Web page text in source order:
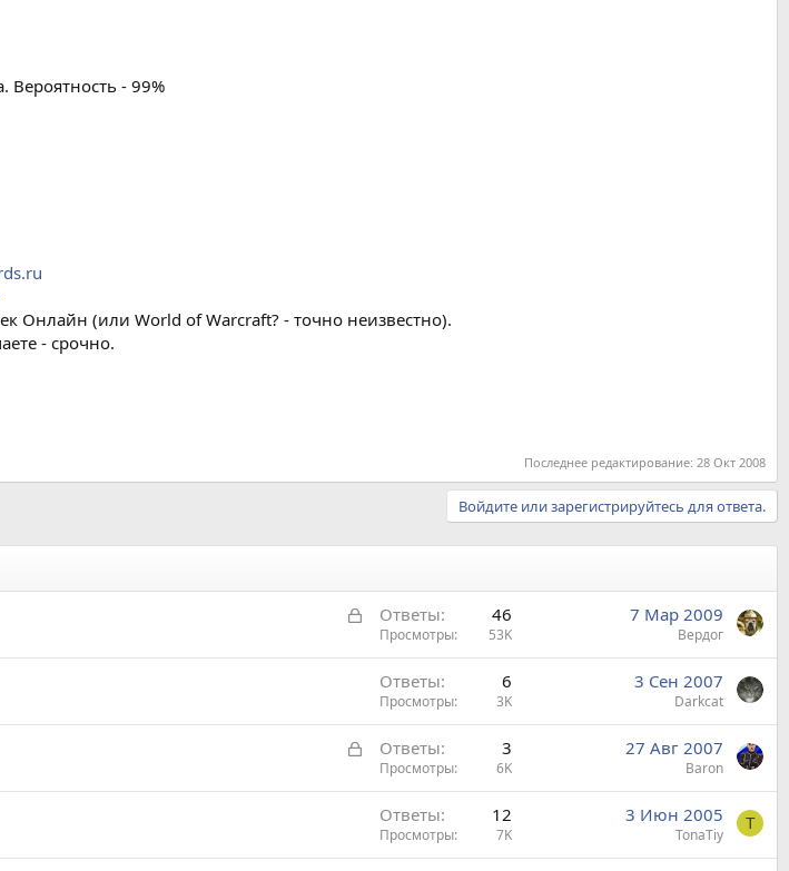
Вероятность - 99%
Онлайн (или World of Warcraft? - точно неизвестно).
- срочно.
Последнее редактирование: 28 Окт 2008
Войдите или зарегистрируйтесь для ответа.
З
к
т
а
Ответы 46
Просмотры 53K
7 Мар 2009
Вердог
Ответы 6
Просмотры 3K
3 Сен 2007
Darkcat
З
к
т
Ответы 3
Просмотры 6K
27 Авг 2007
Baron
Ответы 12
Просмотры 7K
3 Июн 2005
TonaTiy
T